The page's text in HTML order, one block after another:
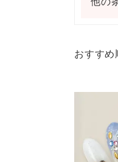
おすすめ